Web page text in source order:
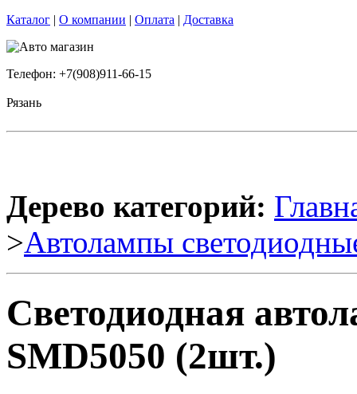
Каталог | О компании | Оплата | Доставка
Телефон: +7(908)911-66-15
Рязань
Дерево категорий:
>Автолампы
Светодиодная
SMD5050 (2шт.)